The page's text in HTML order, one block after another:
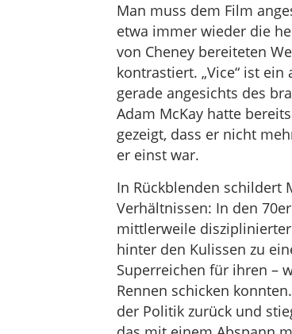
Man muss dem Film
etwa immer wieder die
von Cheney bereiteten
kontrastiert. „Vice“ ist
gerade angesichts des
Adam McKay hatte
gezeigt, dass er nicht
er einst war.
In Rückblenden schildert
Verhältnissen: In den
mittlerweile
hinter den Kulissen zu
Superreichen für ihren –
Rennen schicken
der Politik zurück und